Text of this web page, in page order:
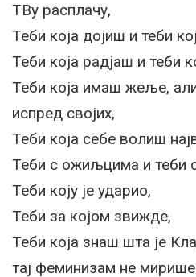
ТВу расплачу,
Теби која дојиш и теби
Теби која радјаш и теби
Теби која имаш жеље,
испред својих,
Теби која себе волиш
Теби с ожиљцима и теби
Теби коју је ударио,
Теби за којом звижде,
Теби која знаш шта је
тај феминизам не